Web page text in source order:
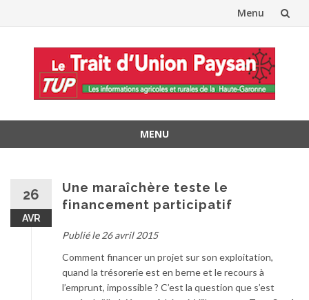
Menu
contenu
MENU
26
AVR
Une maraîchère teste le
financement participatif
Publié le 26 avril 2015
Comment financer un projet sur son exploitation,
quand la trésorerie est en berne et le recours à
l’emprunt, impossible ? C’est la question que s’est